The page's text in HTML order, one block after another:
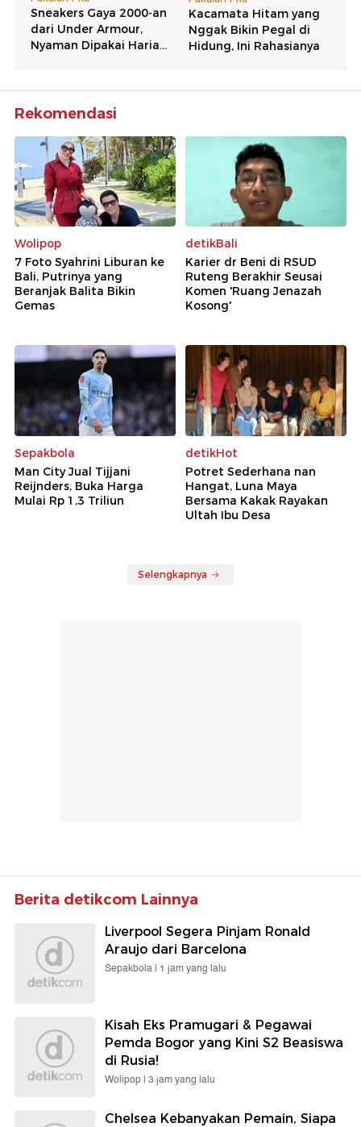
Rekomendasi
Wolipop
7 Foto Syahrini Liburan ke
Bali, Putrinya yang
Beranjak Balita Bikin
Gemas
detikBali
Karier dr Beni di RSUD
Ruteng Berakhir Seusai
Komen 'Ruang Jenazah
Kosong'
Sepakbola
Man City Jual Tijjani
Reijnders, Buka Harga
Mulai Rp 1,3 Triliun
detikHot
Potret Sederhana nan
Hangat, Luna Maya
Bersama Kakak Rayakan
Ultah Ibu Desa
Selengkapnya
Berita detikcom Lainnya
Liverpool Segera Pinjam Ronald
Araujo dari Barcelona
Sepakbola | 1 jam yang lalu
Kisah Eks Pramugari & Pegawai
Pemda Bogor yang Kini S2 Beasiswa
di Rusia!
Wolipop | 3 jam yang lalu
Chelsea Kebanyakan Pemain, Siapa